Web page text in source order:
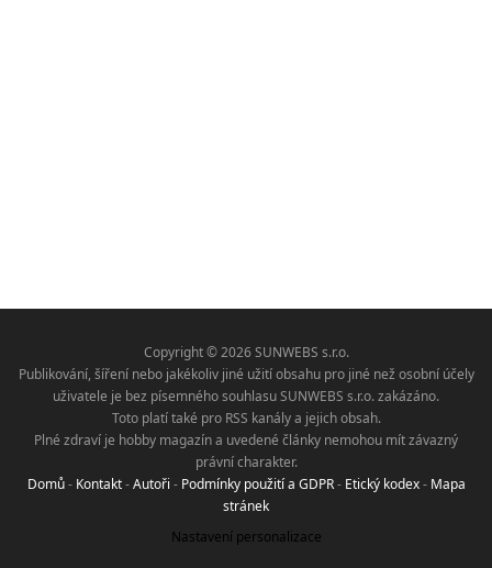
Copyright © 2026 SUNWEBS s.r.o.
Publikování, šíření nebo jakékoliv jiné užití obsahu pro jiné než osobní účely
uživatele je bez písemného souhlasu SUNWEBS s.r.o. zakázáno.
Toto platí také pro RSS kanály a jejich obsah.
Plné zdraví je hobby magazín a uvedené články nemohou mít závazný
právní charakter.
Domů- Kontakt-Autoři - Podmínky použití a GDPR- Etický kodex- Mapa
stránek
Nastavení personalizace